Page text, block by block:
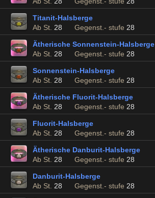
Titanit-Halsberge
Ab St. 28 Gegenst.- stufe 28
Ätherische Sonnenstein-Halsberge
Ab St. 28 Gegenst.- stufe 28
Sonnenstein-Halsberge
Ab St. 28 Gegenst.- stufe 28
Ätherische Fluorit-Halsberge
Ab St. 28 Gegenst.- stufe 28
Fluorit-Halsberge
Ab St. 28 Gegenst.- stufe 28
Ätherische Danburit-Halsberge
Ab St. 28 Gegenst.- stufe 28
Danburit-Halsberge
Ab St. 28 Gegenst.- stufe 28